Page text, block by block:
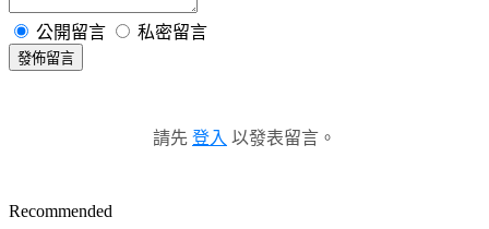
公開留言 私密留言
發佈留言
請先 登入 以發表留言。
Recommended